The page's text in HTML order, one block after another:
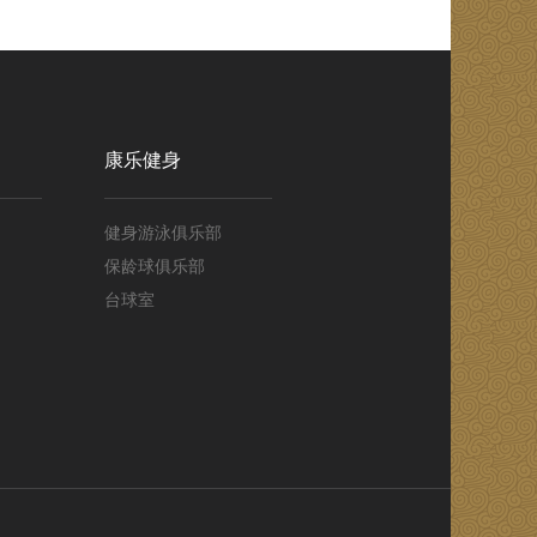
康乐健身
健身游泳俱乐部
保龄球俱乐部
台球室